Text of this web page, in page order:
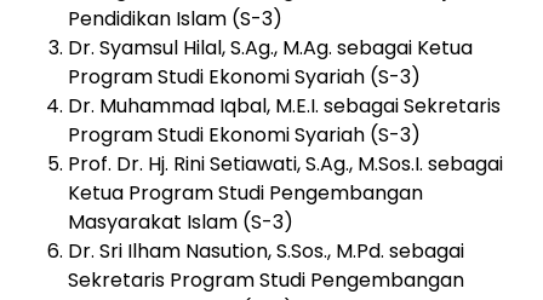
Pendidikan Islam (S-3)
Dr. Syamsul Hilal, S.Ag., M.Ag. sebagai Ketua
Program Studi Ekonomi Syariah (S-3)
Dr. Muhammad Iqbal, M.E.I. sebagai Sekretaris
Program Studi Ekonomi Syariah (S-3)
Prof. Dr. Hj. Rini Setiawati, S.Ag., M.Sos.I. sebagai
Ketua Program Studi Pengembangan
Masyarakat Islam (S-3)
Dr. Sri Ilham Nasution, S.Sos., M.Pd. sebagai
Sekretaris Program Studi Pengembangan